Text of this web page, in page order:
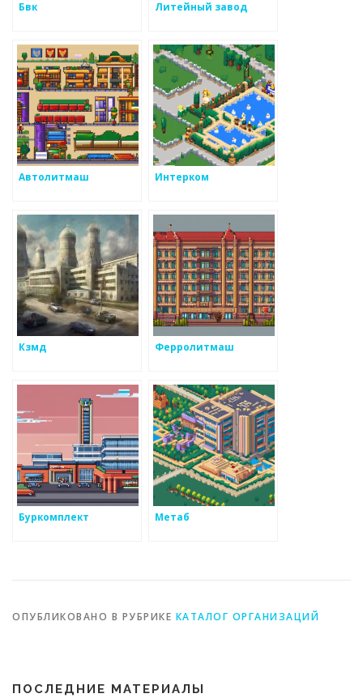
Бвк Литейный завод
Автолитмаш Интерком
Кзмд Ферролитмаш
Буркомплект Метаб
ОПУБЛИКОВАНО В РУБРИКЕ КАТАЛОГ ОРГАНИЗАЦИЙ
ПОСЛЕДНИЕ МАТЕРИАЛЫ